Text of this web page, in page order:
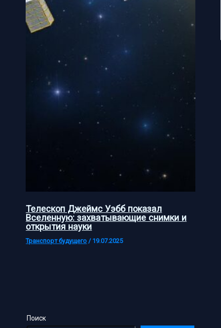
Телескоп Джеймс Уэбб показал
Вселенную: захватывающие снимки и
открытия науки
Транспорт будущего / 19.07.2025
Поиск